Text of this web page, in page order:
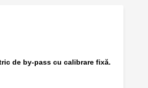
de by-pass cu calibrare fixă.